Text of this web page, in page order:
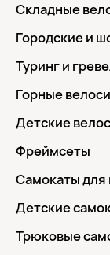
Складные
Городские и
Туринг и
Горные
Детские
Фреймсеты
Самокаты для
Детские
Трюковые